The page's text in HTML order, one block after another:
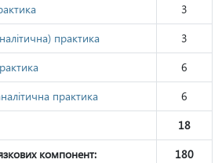
3
практика
3
6
практика
6
18
компонент:
180